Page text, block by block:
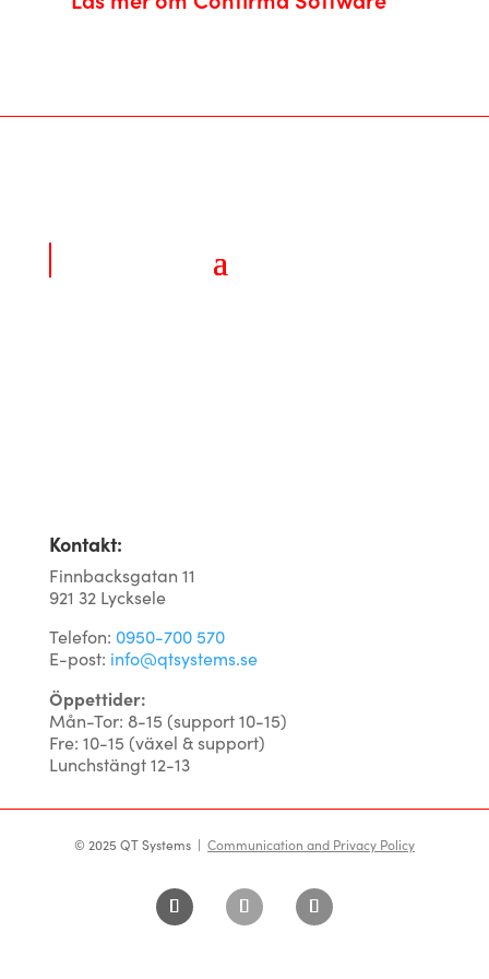
Kontakt:
Finnbacksgatan 11
921 32 Lycksele
Telefon: 0950-700 570
E-post: info@qtsystems.se
Öppettider:
Mån-Tor: 8-15 (support 10-15)
Fre: 10-15 (växel & support)
Lunchstängt 12-13
© 2025 QT Systems | Communication and Privacy Policy